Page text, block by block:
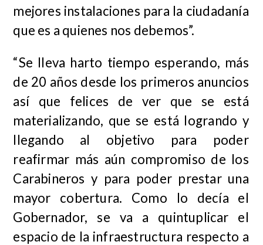
mejores instalaciones para la ciudadanía
que es a quienes nos debemos”.
“Se lleva harto tiempo esperando, más
de 20 años desde los primeros anuncios
así que felices de ver que se está
materializando, que se está logrando y
llegando al objetivo para poder
reafirmar más aún compromiso de los
Carabineros y para poder prestar una
mayor cobertura. Como lo decía el
Gobernador, se va a quintuplicar el
espacio de la infraestructura respecto a